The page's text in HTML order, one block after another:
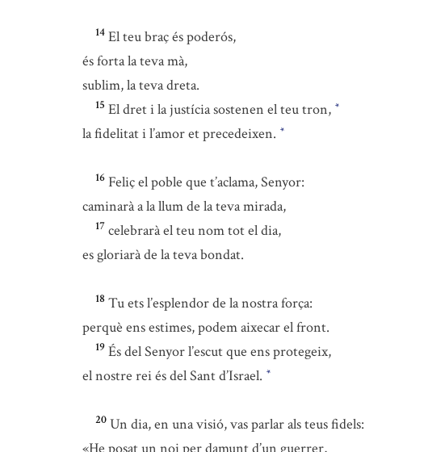
14 El teu braç és poderós,
és forta la teva mà,
sublim, la teva dreta.
15 El dret i la justícia sostenen el teu tron, *
la fidelitat i l’amor et precedeixen. *
16 Feliç el poble que t’aclama, Senyor:
caminarà a la llum de la teva mirada,
17 celebrarà el teu nom tot el dia,
es gloriarà de la teva bondat.
18 Tu ets l’esplendor de la nostra força:
perquè ens estimes, podem aixecar el front.
19 És del Senyor l’escut que ens protegeix,
el nostre rei és del Sant d’Israel. *
20 Un dia, en una visió, vas parlar als teus fidels: